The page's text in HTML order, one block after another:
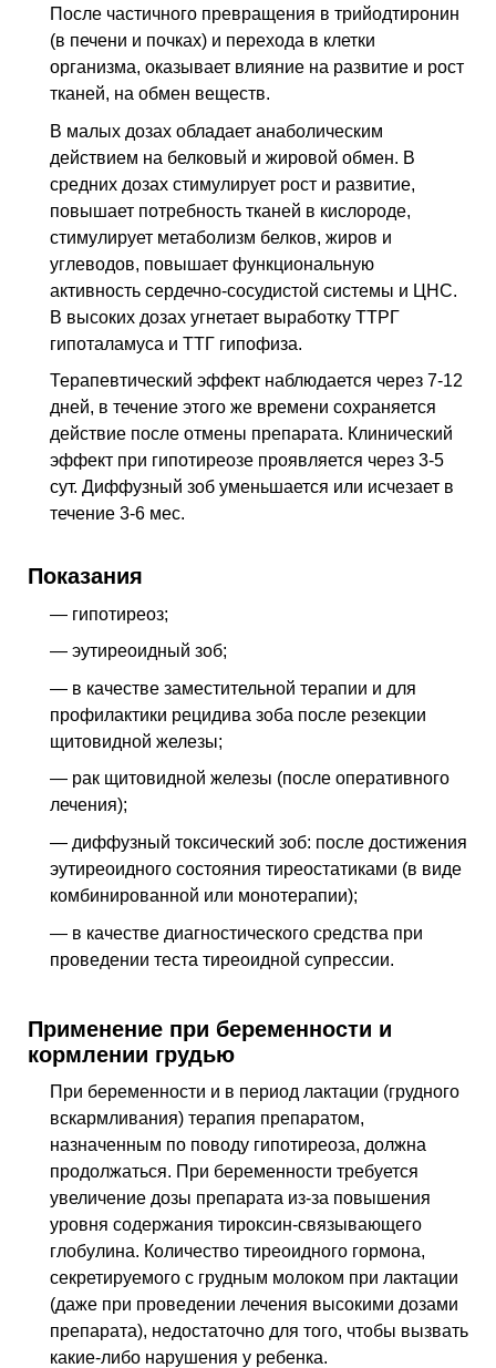
После частичного превращения в трийодтиронин
(в печени и почках) и перехода в клетки
организма, оказывает влияние на развитие и рост
тканей, на обмен веществ.
В малых дозах обладает анаболическим
действием на белковый и жировой обмен. В
средних дозах стимулирует рост и развитие,
повышает потребность тканей в кислороде,
стимулирует метаболизм белков, жиров и
углеводов, повышает функциональную
активность сердечно-сосудистой системы и ЦНС.
В высоких дозах угнетает выработку ТТРГ
гипоталамуса и ТТГ гипофиза.
Терапевтический эффект наблюдается через 7-12
дней, в течение этого же времени сохраняется
действие после отмены препарата. Клинический
эффект при гипотиреозе проявляется через 3-5
сут. Диффузный зоб уменьшается или исчезает в
течение 3-6 мес.
Показания
— гипотиреоз;
— эутиреоидный зоб;
— в качестве заместительной терапии и для
профилактики рецидива зоба после резекции
щитовидной железы;
— рак щитовидной железы (после оперативного
лечения);
— диффузный токсический зоб: после достижения
эутиреоидного состояния тиреостатиками (в виде
комбинированной или монотерапии);
— в качестве диагностического средства при
проведении теста тиреоидной супрессии.
Применение при беременности и
кормлении грудью
При беременности и в период лактации (грудного
вскармливания) терапия препаратом,
назначенным по поводу гипотиреоза, должна
продолжаться. При беременности требуется
увеличение дозы препарата из-за повышения
уровня содержания тироксин-связывающего
глобулина. Количество тиреоидного гормона,
секретируемого с грудным молоком при лактации
(даже при проведении лечения высокими дозами
препарата), недостаточно для того, чтобы вызвать
какие-либо нарушения у ребенка.